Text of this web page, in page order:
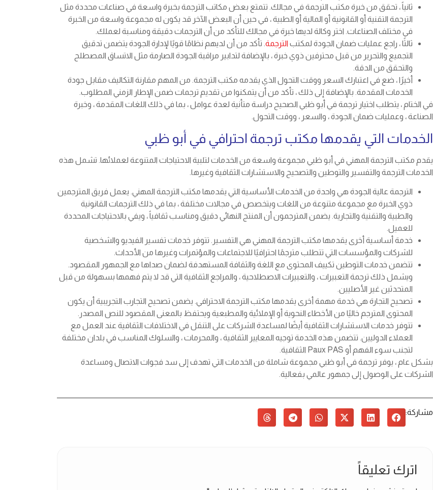
ثانياً ، تحقق من خبرة مكتب الترجمة في مجالك. تتمتع بعض مكاتب الترجمة بخبرة واسعة في صناعات محددة مثل
الترجمة التقنية أو القانونية أو المالية أو الطبية ، في حين أن البعض الآخر قد يكون له مجموعة واسعة من الخبرة
في مختلف الصناعات. اختر وكالة لديها خبرة في مجالك للتأكد من أن الترجمات دقيقة ومناسبة لعملك.
ثالثًا ، راجع عمليات ضمان الجودة لمكتب الترجمة. تأكد من أن لديهم نظامًا قويًا لإدارة الجودة يتضمن تدقيق
التجميع والتحرير من قبل محترفين ذوي خبرة ، بالإضافة لتدابير مراقبة الجودة الصارمة مثل الاتساق المصطلح
والتحقق من الدقة.
أخيرًا ، ضع في اعتبارك السعر ووقت التحول الذي يقدمه مكتب الترجمة. من المهم مقارنة التكاليف مقابل جودة
الخدمات المقدمة. بالإضافة إلى ذلك ، تأكد من أن يتمكنوا من تقديم ترجمات ضمن الإطار الزمني المطلوب.
في الختام ، يتطلب اختيار ترجمة في أبو ظبي الصحيح دراسة متأنية لعدة عوامل ، بما في ذلك اللغات المقدمة ، وخبرة
الصناعة ، وعمليات ضمان الجودة ، والسعر ، ووقت التحول.
الخدمات التي يقدمها مكتب ترجمة احترافي في أبو ظبي
يقدم مكتب الترجمة المهني في أبو ظبي مجموعة واسعة من الخدمات لتلبية الاحتياجات المتنوعة لعملائها. تشمل هذه
الخدمات الترجمة والتفسير والتوطين والتصحيح والاستشارات الثقافية وغيرها.
الترجمة عالية الجودة هي واحدة من الخدمات الأساسية التي يقدمها مكتب الترجمة المهني. يعمل فريق المترجمين
ذوي الخبرة مع مجموعة متنوعة من اللغات ويتخصص في مجالات مختلفة ، بما في ذلك الترجمات القانونية
والطبية والتقنية والتجارية. يضمن المترجمون أن المنتج النهائي دقيق ومناسب ثقافياً ، ويفي بالاحتياجات المحددة
للعميل.
خدمة أساسية أخرى يقدمها مكتب الترجمة المهني هي التفسير. تتوفر خدمات تفسير الفيديو والشخصية
للشركات والمؤسسات التي تتطلب مترجمًا احترافيًا للاجتماعات والمؤتمرات وغيرها من الأحداث.
تتضمن خدمات التوطين تكييف المحتوى مع اللغة والثقافة المستهدفة لضمان صداها مع الجمهور المقصود.
ويشمل ذلك ترجمة التعبيرات ، والتعبيرات الاصطلاحية ، والمراجع الثقافية التي قد لا يتم فهمها بسهولة من قبل
المتحدثين غير الأصليين.
تصحيح التجارة هي خدمة مهمة أخرى يقدمها مكتب الترجمة الاحترافي. يضمن تصحيح التجارب التجريبية أن يكون
المحتوى المترجم خاليًا من الأخطاء النحوية أو الإملائية والمطبعية ويحتفظ بالمعنى المقصود للنص المصدر.
تتوفر خدمات الاستشارات الثقافية أيضًا لمساعدة الشركات على التنقل في الاختلافات الثقافية عند العمل مع
العملاء الدوليين. تتضمن هذه الخدمة توجيه المعايير الثقافية ، والمحرمات ، والسلوك المناسب في بلدان مختلفة
لتجنب سوء الفهم أو Paux PAS الثقافية.
بشكل عام ، يوفر ترجمة في أبو ظبي مجموعة شاملة من الخدمات التي تهدف إلى سد فجوات الاتصال ومساعدة
الشركات على الوصول إلى جمهور عالمي بفعالية.
مشاركة:
اترك تعليقاً